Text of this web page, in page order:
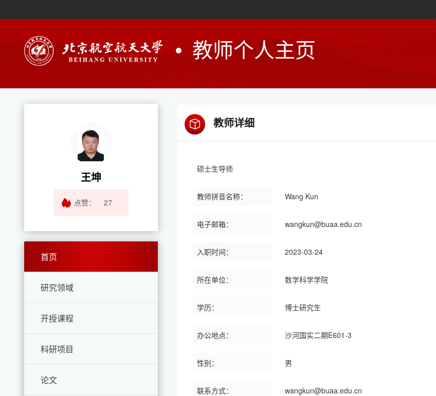
教师个人主页
王坤
点赞： 27
首页
研究领域
开授课程
科研项目
论文
教师详细
硕士生导师
教师拼音名称： Wang Kun
电子邮箱： wangkun@buaa.edu.cn
入职时间： 2023-03-24
所在单位： 数学科学学院
学历： 博士研究生
办公地点： 沙河国实二期E601-3
性别： 男
联系方式： wangkun@buaa.edu.cn